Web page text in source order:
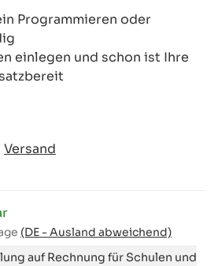
Programmieren oder
einlegen und schon ist Ihre
Versand
(DE - Ausland abweichend)
auf Rechnung für Schulen und